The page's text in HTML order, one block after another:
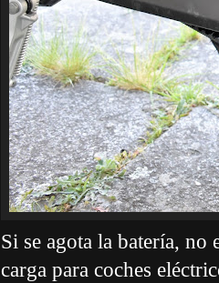
Si se agota la batería, no
carga para coches